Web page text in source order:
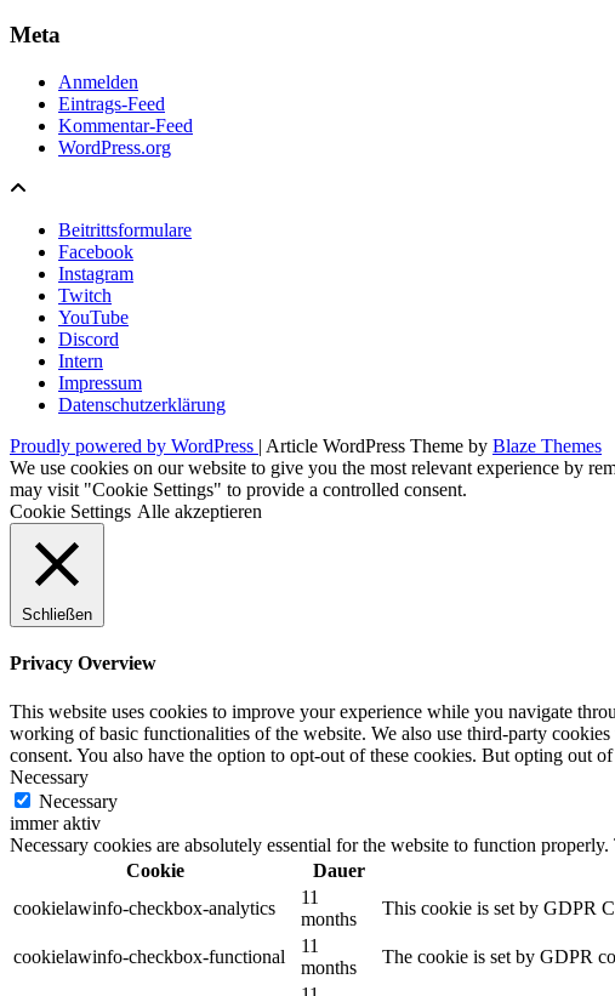
Meta
Anmelden
Eintrags-Feed
Kommentar-Feed
WordPress.org
Beitrittsformulare
Facebook
Instagram
Twitch
YouTube
Discord
Intern
Impressum
Datenschutzerklärung
Proudly powered by WordPress | Article WordPress Theme by Blaze Themes
We use cookies on our website to give you the most relevant experience by
may visit "Cookie Settings" to provide a controlled consent.
Cookie Settings Alle akzeptieren
Schließen
Privacy Overview
This website uses cookies to improve your experience while you navigate
working of basic functionalities of the website. We also use third-party
consent. You also have the option to opt-out of these cookies. But opting out
Necessary
Necessary
immer aktiv
Necessary cookies are absolutely essential for the website to function
Cookie
Dauer
cookielawinfo-checkbox-analytics
11
months
This cookie is set by GDPR
cookielawinfo-checkbox-functional
11
months
The cookie is set by GDPR